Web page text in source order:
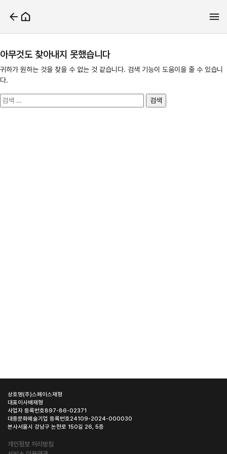
아무것도 찾아내지 못했습니다
귀하가 원하는 것을 찾을 수 없는 것 같습니다. 검색 기능이 도움이을 줄 수 있습니
다.
검
색:
상호명(주)스페이스재형
대표이사배재형
사업자 등록번호897-86-02371
대중문화예술기업 등록번호24109-2024-000030
본사서울시 강남구 논현로 150길 26, 5층
개인정보 처리방침